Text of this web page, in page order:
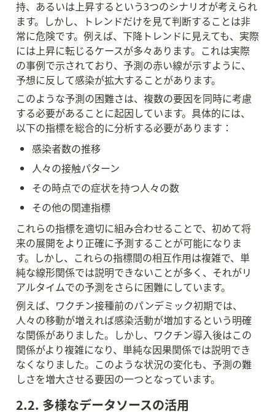
持、あるいは上昇するという3つのシナリオが考えられ
ます。しかし、トレンドだけを見て判断することは非
常に危険です。例えば、下降トレンドに見えても、実際
には上昇に転じるケースが多々あります。これは実際
の事例で示されており、予測の赤い線が示すように、
予想に反して感染が拡大することがあります。
このような予測の困難さは、複数の要因を同時に考慮
する必要があることに起因しています。具体的には、
以下の指標を総合的に分析する必要があります：
感染者数の推移
人々の接触パターン
その時点での症状を持つ人々の数
その他の関連指標
これらの指標を適切に組み合わせることで、初めて将
来の展開をより正確に予測することが可能になりま
す。しかし、これらの指標間の相互作用は複雑で、単
純な線形関係では説明できないことが多く、それがリ
アルタイムでの予測をさらに困難にしています。
例えば、ワクチン接種前のパンデミック初期では、
人々の移動が増えれば感染活動が増加するという明確
な関係がありました。しかし、ワクチン導入後はこの
関係がより複雑になり、単純な因果関係では説明でき
なくなりました。このような状況の変化も、予測の難
しさを増大させる要因の一つとなっています。
2.2. 多様なデータソースの活用